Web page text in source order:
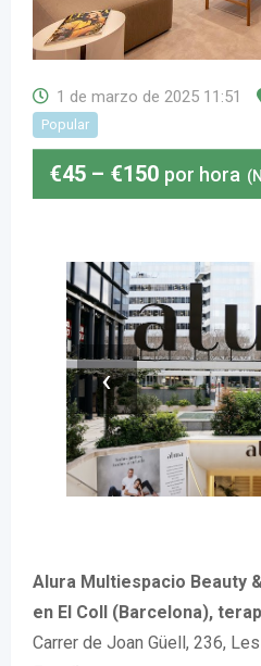
1 de marzo de 2025 11:51
Popular
€45 – €150 por hora
‹
Alura Multiespacio Beauty
en El Coll (Barcelona),
Carrer de Joan Güell, 236,